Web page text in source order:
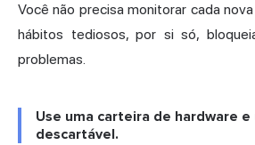
Você não precisa monitorar cada
hábitos tediosos, por si só,
problemas.
Use uma carteira de hardware
descartável.